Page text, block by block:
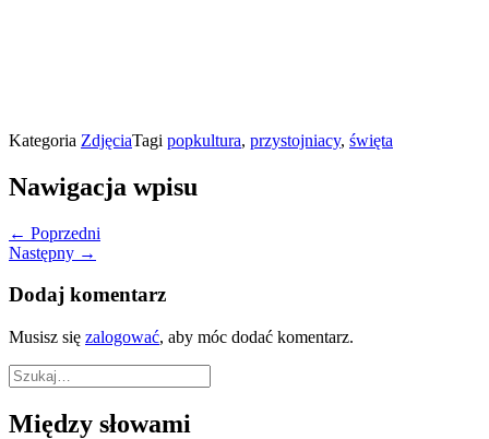
Kategoria ZdjęciaTagi popkultura, przystojniacy, święta
Nawigacja wpisu
← Poprzedni
Następny →
Dodaj komentarz
Musisz się zalogować, aby móc dodać komentarz.
Między słowami